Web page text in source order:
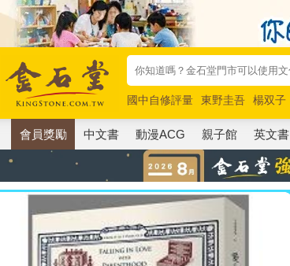
國中自修評量 東野圭吾 楊双子
唯紅花綻放
奧德賽 路邊攤新作
會員獎勵 中文書 動漫ACG 親子館 英文書